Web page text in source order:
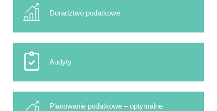
Doradztwo podatkowe
Audyty
Planowanie podatkowe – optymalne